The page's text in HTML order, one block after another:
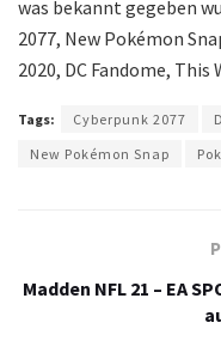
was bekannt gegeben
2077, New Pokémon
2020, DC Fandome, This
Tags: Cyberpunk 2077
New Pokémon Snap
Madden NFL 21 – EA